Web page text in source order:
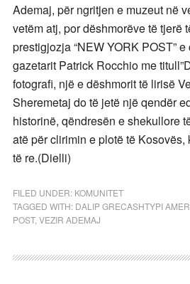
Ademaj, për ngritjen e muzeut në
vetëm atj, por dëshmorëve të tjerë
prestigjozja “NEW YORK POST”
gazetarit Patrick Rocchio me
fotografi, një e dëshmorit të lirisë
Sheremetaj do të jetë një qendër
historinë, qëndresën e shekullore
atë për clirimin e plotë të
të re.(Dielli)
FILED UNDER: KOMUNITET
TAGGED WITH: DALIP GRECASHTYPI
POST, VEZIR ADEMAJ